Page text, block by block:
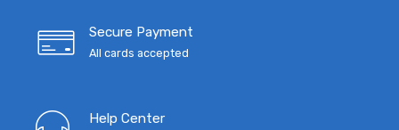
Secure Payment
All cards accepted
Help Center